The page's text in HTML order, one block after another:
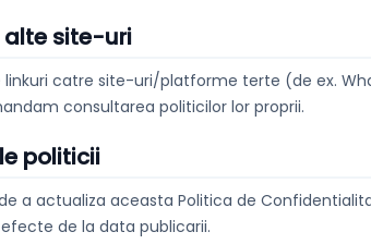
alte site-uri
catre site-uri/platforme terte (de ex.
consultarea politicilor lor proprii.
politicii
a actualiza aceasta Politica de
de la data publicarii.